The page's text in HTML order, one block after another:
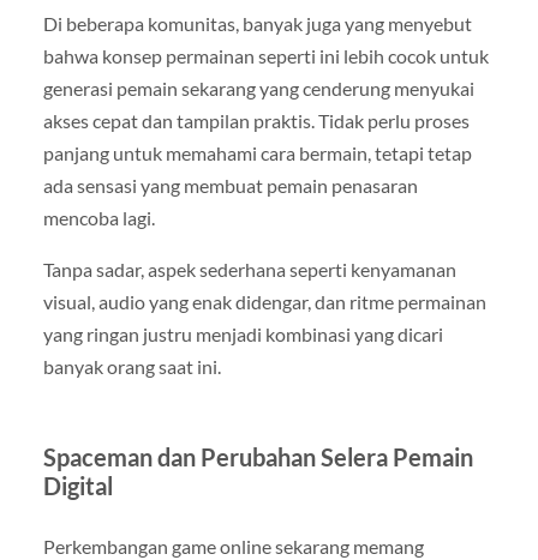
Di beberapa komunitas, banyak juga yang menyebut
bahwa konsep permainan seperti ini lebih cocok untuk
generasi pemain sekarang yang cenderung menyukai
akses cepat dan tampilan praktis. Tidak perlu proses
panjang untuk memahami cara bermain, tetapi tetap
ada sensasi yang membuat pemain penasaran
mencoba lagi.
Tanpa sadar, aspek sederhana seperti kenyamanan
visual, audio yang enak didengar, dan ritme permainan
yang ringan justru menjadi kombinasi yang dicari
banyak orang saat ini.
Spaceman dan Perubahan Selera Pemain
Digital
Perkembangan game online sekarang memang